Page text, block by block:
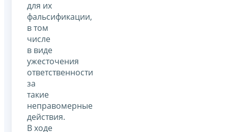
для их
фальсификации,
в том
числе
в виде
ужесточения
ответственности
за
такие
неправомерные
действия.
В ходе